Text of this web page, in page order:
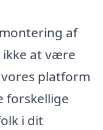
af
ikke at være
platform
forskellige
i dit